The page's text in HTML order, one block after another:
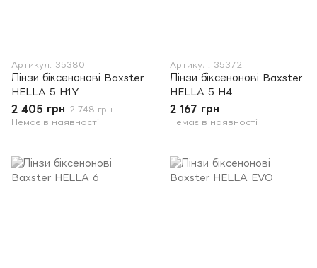
Артикул: 35380
Лінзи біксенонові Baxster
HELLA 5 H1Y
2 405 грн 2 748 грн
Немає в наявності
Артикул: 35372
Лінзи біксенонові Baxster
HELLA 5 H4
2 167 грн
Немає в наявності